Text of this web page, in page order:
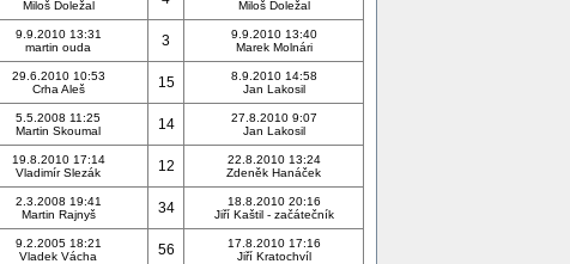
Miloš Doležal
Miloš Doležal
9.9.2010 13:31
martin ouda
3
9.9.2010 13:40
Marek Molnári
29.6.2010 10:53
Crha Aleš
15
8.9.2010 14:58
Jan Lakosil
5.5.2008 11:25
Martin Skoumal
14
27.8.2010 9:07
Jan Lakosil
19.8.2010 17:14
Vladimír Slezák
12
22.8.2010 13:24
Zdeněk Hanáček
2.3.2008 19:41
Martin Rajnyš
34
18.8.2010 20:16
Jiří Kaštil - začátečník
9.2.2005 18:21
Vladek Vácha
56
17.8.2010 17:16
Jiří Kratochvíl